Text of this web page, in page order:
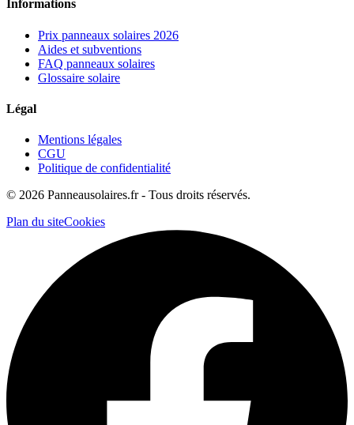
Informations
Prix panneaux solaires 2026
Aides et subventions
FAQ panneaux solaires
Glossaire solaire
Légal
Mentions légales
CGU
Politique de confidentialité
© 2026 Panneausolaires.fr - Tous droits réservés.
Plan du siteCookies